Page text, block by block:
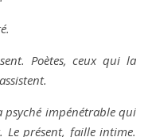
Poètes, ceux qui la
psyché impénétrable qui
Le présent, faille intime.